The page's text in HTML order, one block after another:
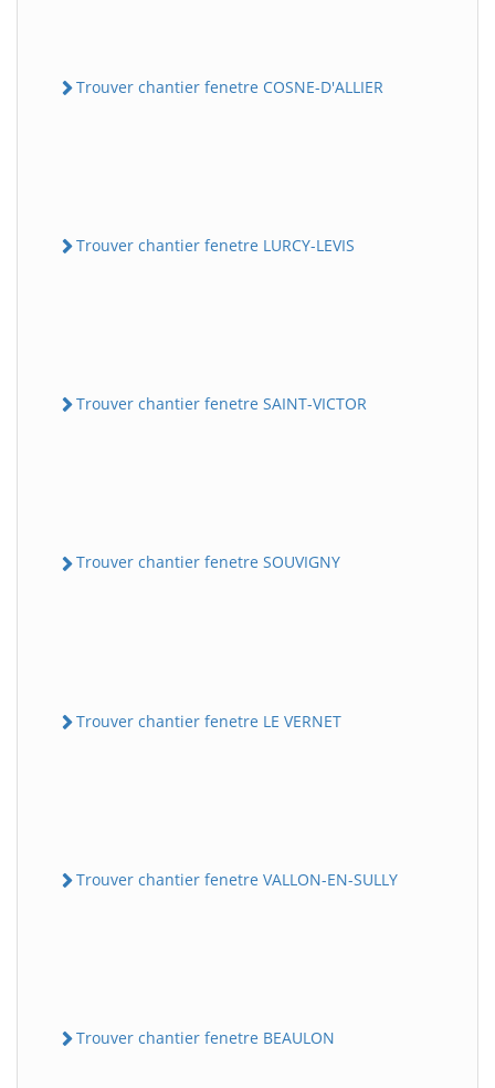
Trouver chantier fenetre COSNE-D'ALLIER
Trouver chantier fenetre LURCY-LEVIS
Trouver chantier fenetre SAINT-VICTOR
Trouver chantier fenetre SOUVIGNY
Trouver chantier fenetre LE VERNET
Trouver chantier fenetre VALLON-EN-SULLY
Trouver chantier fenetre BEAULON